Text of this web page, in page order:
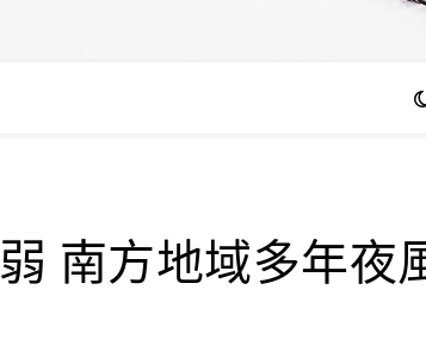
南方地域多年夜